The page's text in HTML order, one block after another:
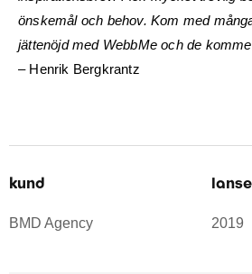
önskemål och behov. Kom med
jättenöjd med WebbMe och de
– Henrik Bergkrantz
kund
BMD Agency 2019